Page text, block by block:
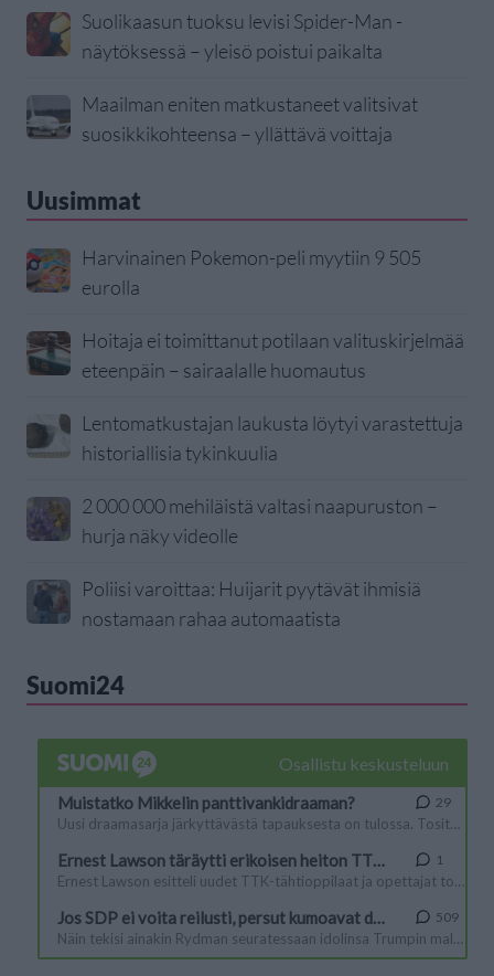
Suolikaasun tuoksu levisi Spider-Man -
näytöksessä – yleisö poistui paikalta
Maailman eniten matkustaneet valitsivat
suosikkikohteensa – yllättävä voittaja
Uusimmat
Harvinainen Pokemon-peli myytiin 9 505
eurolla
Hoitaja ei toimittanut potilaan valituskirjelmää
eteenpäin – sairaalalle huomautus
Lentomatkustajan laukusta löytyi varastettuja
historiallisia tykinkuulia
2 000 000 mehiläistä valtasi naapuruston –
hurja näky videolle
Poliisi varoittaa: Huijarit pyytävät ihmisiä
nostamaan rahaa automaatista
Suomi24